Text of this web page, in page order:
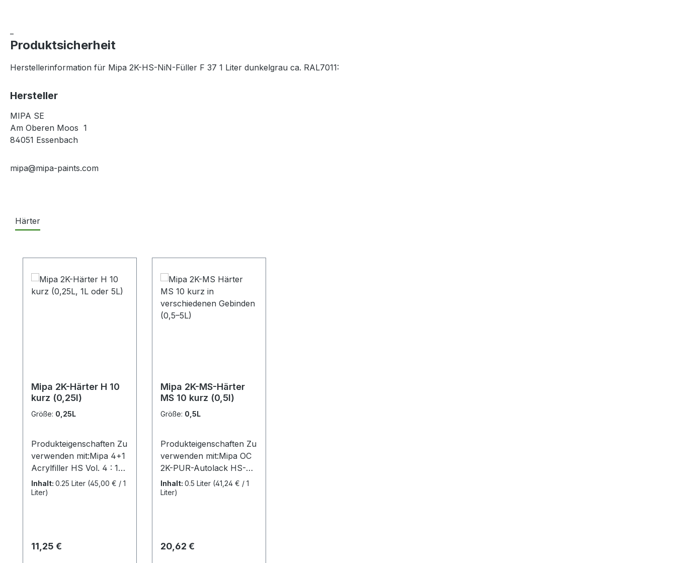
Produktsicherheit
Herstellerinformation für Mipa 2K-HS-NiN-Füller F 37 1 Liter dunkelgrau ca. RAL7011:
Hersteller
MIPA SE
Am Oberen Moos 1
84051 Essenbach
mipa@mipa-paints.com
Härter
Mipa 2K-Härter H 10
kurz (0,25l)
Größe: 0,25L
Produkteigenschaften Zu
verwenden mit:Mipa 4+1
Acrylfiller HS Vol. 4 : 1
Mipa 2K-HS-Fillprimer
Vol. 4 : 1Mipa 2K -
Verordnung (EG) Nr.
1272/2008:
Inhalt: 0.25 Liter (45,00 € / 1
Liter)
Regulärer Preis:
11,25 €
Mipa 2K-MS-Härter
MS 10 kurz (0,5l)
Größe: 0,5L
Produkteigenschaften Zu
verwenden mit:Mipa OC
2K-PUR-Autolack HS-
Qualität Vol. 2 : 1 Mipa
PUR HS Vol. 2 : 1 Mipa
1Mipa 2K-Klarlack matt
Vol. 2 : 1Kennzeichnung
Inhalt: 0.5 Liter (41,24 € / 1
Liter)
Regulärer Preis:
20,62 €